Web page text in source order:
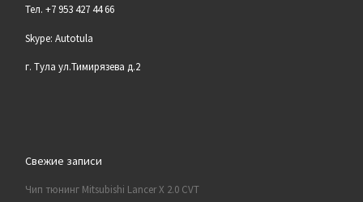
Тел. +7 953 427 44 66
Skype: Autotula
г. Тула ул.Тимирязева д.2
Свежие записи
Чип тюнинг Mitsubishi Lancer X 2.0 CVT